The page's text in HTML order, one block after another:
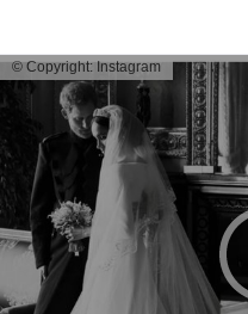
© Copyright: Instagram